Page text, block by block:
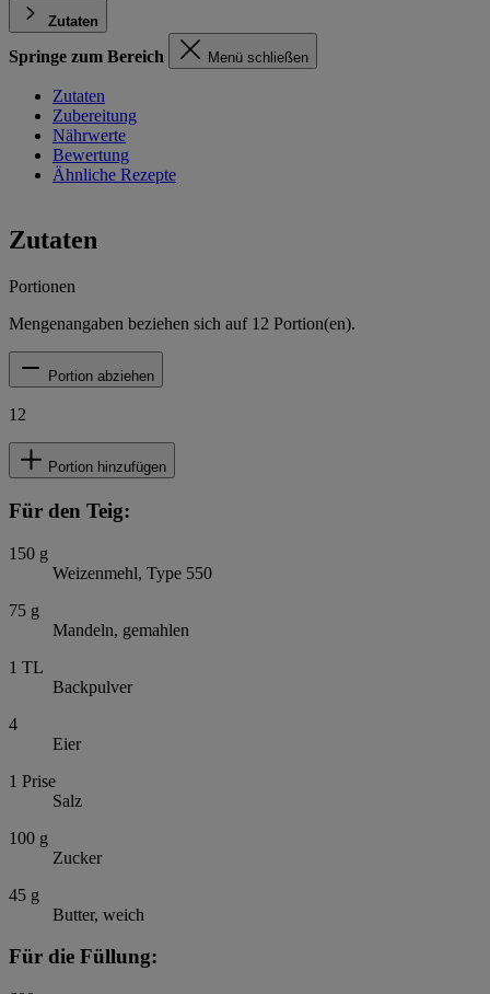
Zutaten
Springe zum Bereich Menü schließen
Zutaten
Zubereitung
Nährwerte
Bewertung
Ähnliche Rezepte
Zutaten
Portionen
Mengenangaben beziehen sich auf 12 Portion(en).
Portion abziehen
12
Portion hinzufügen
Für den Teig:
150 g
Weizenmehl, Type 550
75 g
Mandeln, gemahlen
1 TL
Backpulver
4
Eier
1 Prise
Salz
100 g
Zucker
45 g
Butter, weich
Für die Füllung: